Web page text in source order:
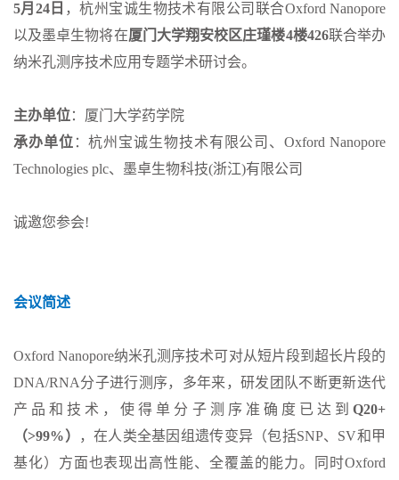
5月24日 ，杭州宝诚生物技术有限公司联合Oxford Nanopore
以及墨卓生物将在厦门大学翔安校区庄瑾楼4楼426联合举办
纳米孔测序技术应用专题学术研讨会。
主办单位：厦门大学药学院
承办单位 ：杭州宝诚生物技术有限公司、Oxford Nanopore
Technologies plc、墨卓生物科技(浙江)有限公司
诚邀您参会!
会议简述
Oxford Nanopore纳米孔测序技术可对从短片段到超长片段的
DNA/RNA分子进行测序，多年来，研发团队不断更新迭代
产品和技术，使得单分子测序准确度已达到 Q20+
（>99%）
，在人类全基因组遗传变异（包括SNP、SV和甲
基化）方面也表现出高性能、全覆盖的能力。同时Oxford